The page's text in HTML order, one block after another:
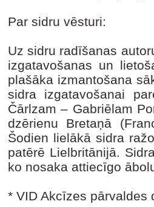
Par sidru vēsturi:
Uz sidru radīšanas
izgatavošanas un
plašāka izmantošana
sidra izgatavošanai
Čārlzam – Gabriēlam
dzērienu Bretaņā
Šodien lielākā sidra
patērē Lielbritānijā.
ko nosaka attiecīgo
* VID Akcīzes